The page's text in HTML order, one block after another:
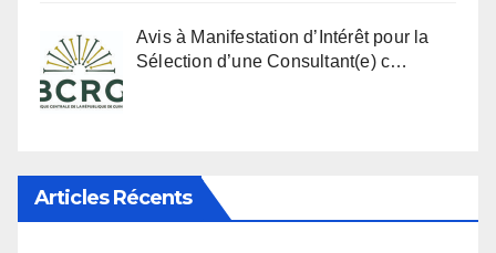
Avis à Manifestation d’Intérêt pour la
Sélection d’une Consultant(e) c…
Articles Récents